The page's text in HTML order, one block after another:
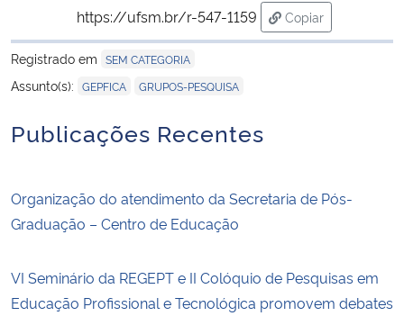
Secretaria-Geral
Secretaria de Governo
Gabinete de Segurança Institucional
Banco Central do Brasil
https://ufsm.br/r-547-1159
Copiar
para área de
Registrado em SEM CATEGORIA
Assunto(s): GEPFICA GRUPOS-PESQUISA
Publicações Recentes
Organização do atendimento da Secretaria de Pós-
Graduação – Centro de Educação
VI Seminário da REGEPT e II Colóquio de Pesquisas em
Educação Profissional e Tecnológica promovem debates